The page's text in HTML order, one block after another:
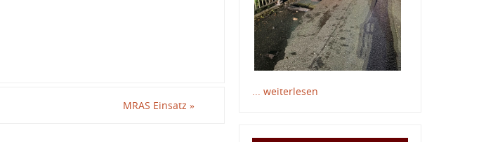
MRAS Einsatz »
... weiterlesen